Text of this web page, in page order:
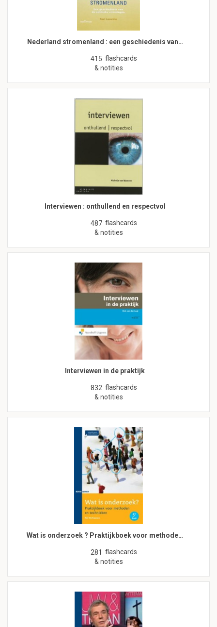
Nederland stromenland : een geschiedenis van…
415 flashcards
& notities
Interviewen : onthullend en respectvol
487 flashcards
& notities
Interviewen in de praktijk
832 flashcards
& notities
Wat is onderzoek ? Praktijkboek voor methode…
281 flashcards
& notities